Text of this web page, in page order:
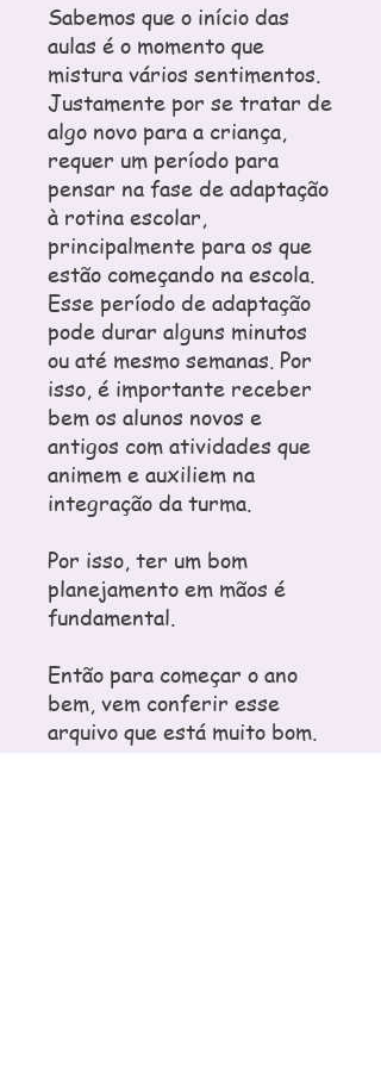
Sabemos que o início das
aulas é o momento que
mistura vários sentimentos.
Justamente por se tratar de
algo novo para a criança,
requer um período para
pensar na fase de adaptação
à rotina escolar,
principalmente para os que
estão começando na escola.
Esse período de adaptação
pode durar alguns minutos
ou até mesmo semanas. Por
isso, é importante receber
bem os alunos novos e
antigos com atividades que
animem e auxiliem na
integração da turma.
Por isso, ter um bom
planejamento em mãos é
fundamental.
Então para começar o ano
bem, vem conferir esse
arquivo que está muito bom.